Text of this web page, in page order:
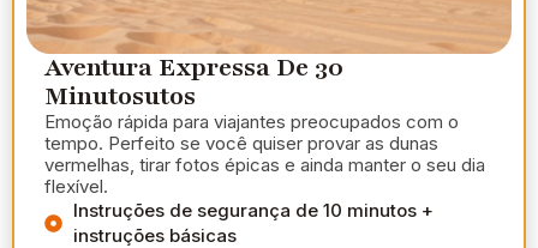
Aventura Expressa De 30
Minutosutos
Emoção rápida para viajantes preocupados com o
tempo. Perfeito se você quiser provar as dunas
vermelhas, tirar fotos épicas e ainda manter o seu dia
flexível.
Instruções de segurança de 10 minutos +
instruções básicas